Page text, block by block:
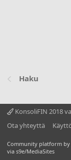
Haku
KonsoliFIN 2018
Ota yhteyttä
Community platform by
via s9e/MediaSites